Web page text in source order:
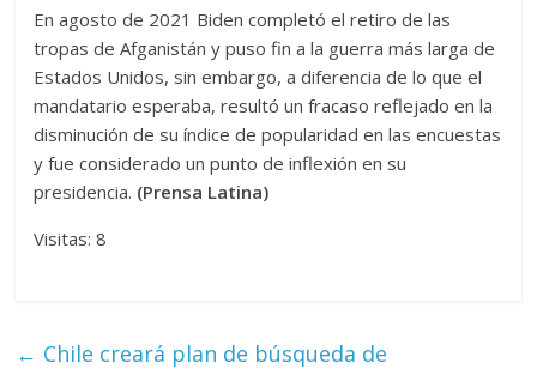
En agosto de 2021 Biden completó el retiro de las
tropas de Afganistán y puso fin a la guerra más larga de
Estados Unidos, sin embargo, a diferencia de lo que el
mandatario esperaba, resultó un fracaso reflejado en la
disminución de su índice de popularidad en las encuestas
y fue considerado un punto de inflexión en su
presidencia. (Prensa Latina)
Visitas: 8
← Chile creará plan de búsqueda de